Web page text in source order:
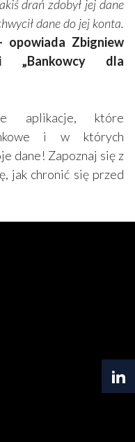
drań zdobył jej dane
dane do jej konta.
opowiada Zbigniew
„Bankowcy dla
aplikacje, które
i w których
dane! Zapoznaj się z
jak chronić się przed